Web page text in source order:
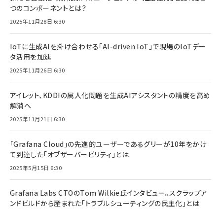
つのコンポーネントとは？
2025年11月28日 6:30
IoTに生成AIを掛け合わせる「AI-driven IoT」で現場のIoTデー
タ活用を加速
2025年11月26日 6:30
アイレット、KDDIの属人化問題を生成AIアシスタントの精度を高め
解消へ
2025年11月21日 6:30
「Grafana Cloud」の先進的ユーザーであるグリーが10年をかけ
て到達した「オブザーバービリティ」とは
2025年5月15日 6:30
Grafana Labs CTOのTom Wilkie氏インタビュー。スクラップア
ンドビルドから産まれた「トラブルシューティングの民主化」とは